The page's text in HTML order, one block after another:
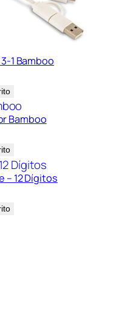
1 Bamboo
Bamboo
– 12 Dígitos